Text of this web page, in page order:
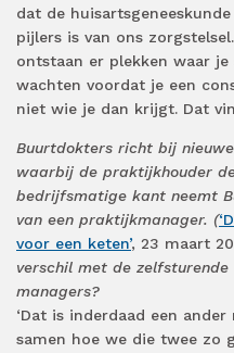
dat de
pijlers is van ons
ontstaan er plekken waar
wachten voordat je een
niet wie je dan krijgt. Dat
Buurtdokters richt bij
waarbij de praktijkhouder
bedrijfsmatige kant neemt
van een praktijkmanager. (
voor een keten’, 23 maart
verschil met de
managers?
‘Dat is inderdaad een
samen hoe we die twee zo